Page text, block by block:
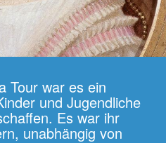
Tour war es ein
und Jugendliche
Es war ihr
unabhängig von